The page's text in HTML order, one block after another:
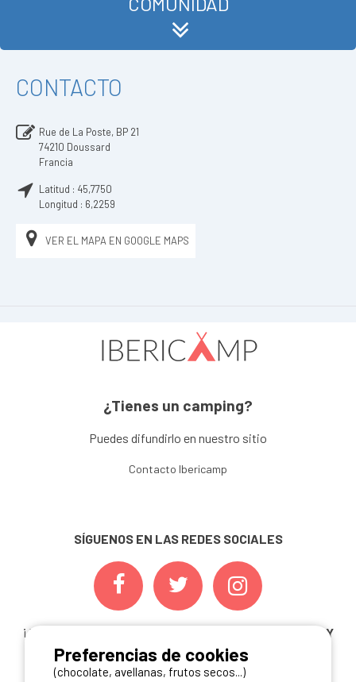
CONTACTO
Rue de La Poste, BP 21
74210 Doussard
Francia
Latitud : 45,7750
Longitud : 6,2259
VER EL MAPA EN GOOGLE MAPS
¿Tienes un camping?
Puedes difundirlo en nuestro sitio
Contacto Ibericamp
SÍGUENOS EN LAS REDES SOCIALES
¡ Y NO TE PIERDAS NUESTRAS
OFERTAS, CONCURSOS Y
NOVEDADESINSCRIBIÉNDOTE A NUESTRA
NEWSLETTER!
Preferencias de cookies
(chocolate, avellanas, frutos secos...)